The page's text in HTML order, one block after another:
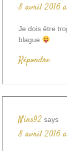
8 avril 2016
Je dois être
blague
Répondre
Nins92 says
8 avril 2016